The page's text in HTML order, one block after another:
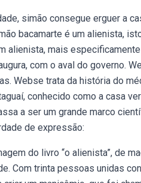
simão consegue erguer a
bacamarte é um alienista,
alienista, mais
com o aval do governo.
Webse trata da história do
conhecido como a casa
a ser um grande marco
de expressão:
do livro “o alienista”, de
Com trinta pessoas unidas